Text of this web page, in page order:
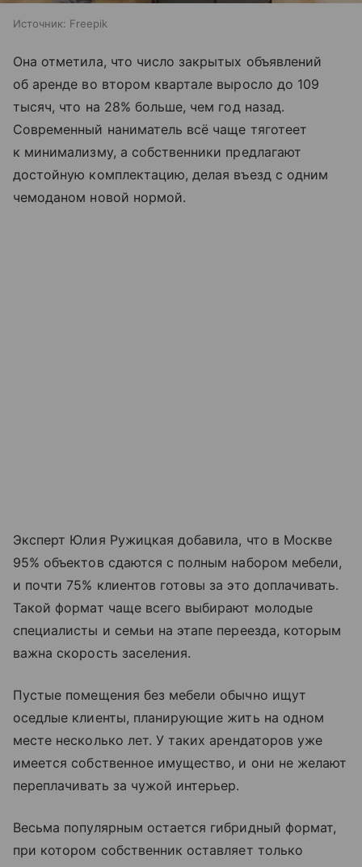
Источник: Freepik
Она отметила, что число закрытых объявлений
об аренде во втором квартале выросло до 109
тысяч, что на 28% больше, чем год назад.
Современный наниматель всё чаще тяготеет
к минимализму, а собственники предлагают
достойную комплектацию, делая въезд с одним
чемоданом новой нормой.
Эксперт Юлия Ружицкая добавила, что в Москве
95% объектов сдаются с полным набором мебели,
и почти 75% клиентов готовы за это доплачивать.
Такой формат чаще всего выбирают молодые
специалисты и семьи на этапе переезда, которым
важна скорость заселения.
Пустые помещения без мебели обычно ищут
оседлые клиенты, планирующие жить на одном
месте несколько лет. У таких арендаторов уже
имеется собственное имущество, и они не желают
переплачивать за чужой интерьер.
Весьма популярным остается гибридный формат,
при котором собственник оставляет только